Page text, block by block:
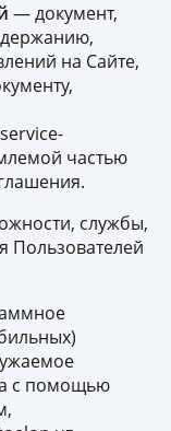
— документ,
на Сайте,
частью
службы,
Пользователей
с помощью